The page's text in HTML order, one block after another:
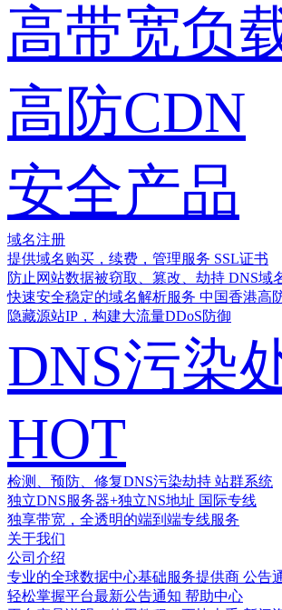
高带宽负
高防CDN
安全产品
域名注册
提供域名购买，续费，管理服务 SSL证书
防止网站数据被窃取、篡改、劫持 DNS域
快速安全稳定的域名解析服务 中国香港高
隐藏源站IP，构建大流量DDoS防御
DNS污染
HOT
检测、预防、修复DNS污染劫持 站群系统
独立DNS服务器+独立NS地址 国际专线
独享带宽，全透明的端到端专线服务
关于我们
公司介绍
专业的全球数据中心基础服务提供商 公告
轻松掌握平台最新公告通知 帮助中心